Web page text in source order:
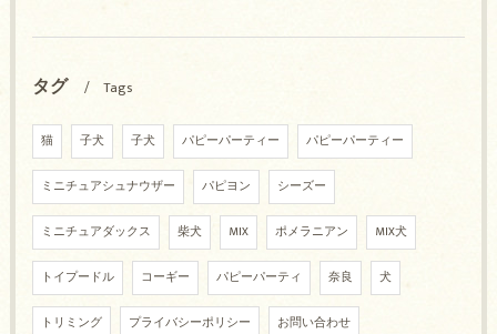
タグ Tags
猫 子犬 子犬 パピーパーティー パピーパーティー
ミニチュアシュナウザー パピヨン シーズー
ミニチュアダックス 柴犬 MIX ポメラニアン MIX犬
トイプードル コーギー パピーパーティ 奈良 犬
トリミング プライバシーポリシー お問い合わせ